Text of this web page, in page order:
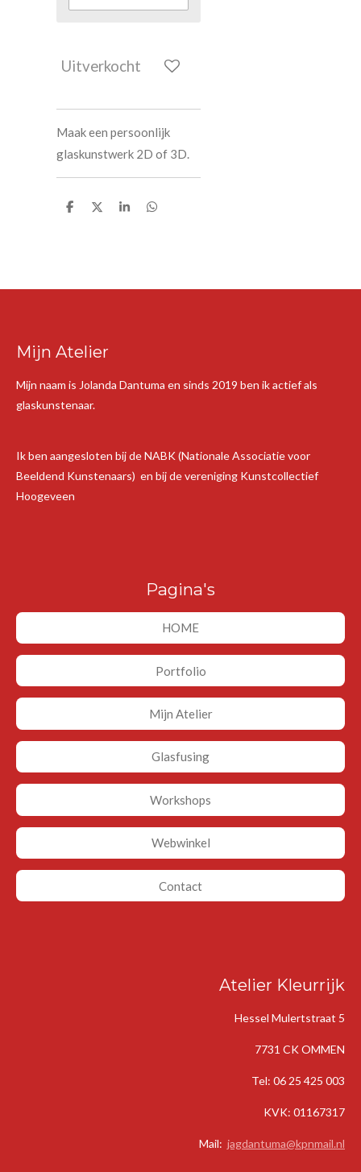
Uitverkocht
Maak een persoonlijk
glaskunstwerk 2D of 3D.
D
D
S
D
Mijn Atelier
Mijn naam is Jolanda Dantuma en sinds 2019 ben ik actief als
glaskunstenaar.
Ik ben aangesloten bij de NABK (Nationale Associatie voor
Beeldend Kunstenaars) en bij de vereniging Kunstcollectief
Hoogeveen
Pagina's
HOME
Portfolio
Mijn Atelier
Glasfusing
Workshops
Webwinkel
Contact
Atelier Kleurrijk
Hessel Mulertstraat 5
7731 CK OMMEN
Tel: 06 25 425 003
KVK: 01167317
Mail: jagdantuma@kpnmail.nl